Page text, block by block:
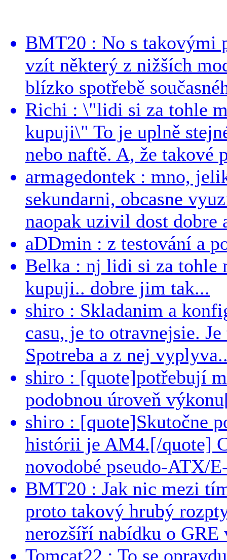
BMT20 : No s takovými
vzít některý z nižších
blízko spotřebě
Richi : \"lidi si za tohle
kupuji\" To je uplně
nebo naftě. A, že takové
armagedontek : mno,
sekundarni, obcasne
naopak uzivil dost dobre
aDDmin : z testování a
Belka : nj lidi si za tohle
kupuji.. dobre jim tak...
shiro : Skladanim a
casu, je to otravnejsie.
Spotreba a z nej
shiro : [quote]potřebují
podobnou úroveň
shiro : [quote]Skutočne
histórii je AM4.[/quote]
novodobé pseudo-ATX/
BMT20 : Jak nic mezi
proto takový hrubý
nerozšíří nabídku o GRE
Tomcat22 : To se